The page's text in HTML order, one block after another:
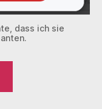
dass ich sie